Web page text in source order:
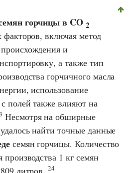
горчицы в CO 2
факторов, включая метод
и
а также тип
горчичного масла
использование
полей также влияют на
Несмотря на обширные
найти точные данные
семян горчицы. Количество
1 кг семян
литров.24